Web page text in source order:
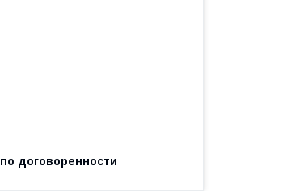
по договоренности